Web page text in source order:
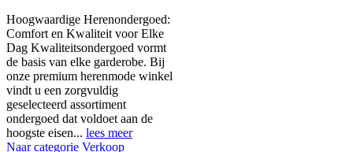
Hoogwaardige Herenondergoed:
Comfort en Kwaliteit voor Elke
Dag Kwaliteitsondergoed vormt
de basis van elke garderobe. Bij
onze premium herenmode winkel
vindt u een zorgvuldig
geselecteerd assortiment
ondergoed dat voldoet aan de
hoogste eisen... lees meer
Naar categorie Verkoop